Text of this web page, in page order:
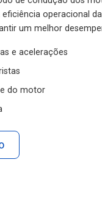
operacional
um melhor
e acelerações
do motor